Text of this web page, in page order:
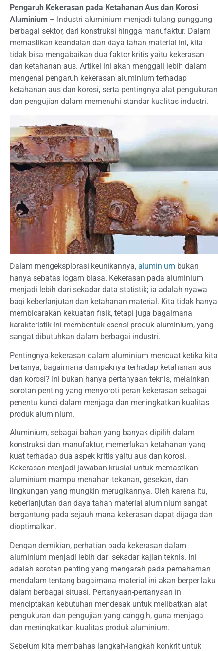
Pengaruh Kekerasan pada Ketahanan Aus dan Korosi
Aluminium – Industri aluminium menjadi tulang punggung
berbagai sektor, dari konstruksi hingga manufaktur. Dalam
memastikan keandalan dan daya tahan material ini, kita
tidak bisa mengabaikan dua faktor kritis yaitu kekerasan
dan ketahanan aus. Artikel ini akan menggali lebih dalam
mengenai pengaruh kekerasan aluminium terhadap
ketahanan aus dan korosi, serta pentingnya alat pengukuran
dan pengujian dalam memenuhi standar kualitas industri.
Dalam mengeksplorasi keunikannya, aluminium bukan
hanya sebatas logam biasa. Kekerasan pada aluminium
menjadi lebih dari sekadar data statistik; ia adalah nyawa
bagi keberlanjutan dan ketahanan material. Kita tidak hanya
membicarakan kekuatan fisik, tetapi juga bagaimana
karakteristik ini membentuk esensi produk aluminium, yang
sangat dibutuhkan dalam berbagai industri.
Pentingnya kekerasan dalam aluminium mencuat ketika kita
bertanya, bagaimana dampaknya terhadap ketahanan aus
dan korosi? Ini bukan hanya pertanyaan teknis, melainkan
sorotan penting yang menyoroti peran kekerasan sebagai
penentu kunci dalam menjaga dan meningkatkan kualitas
produk aluminium.
Aluminium, sebagai bahan yang banyak dipilih dalam
konstruksi dan manufaktur, memerlukan ketahanan yang
kuat terhadap dua aspek kritis yaitu aus dan korosi.
Kekerasan menjadi jawaban krusial untuk memastikan
aluminium mampu menahan tekanan, gesekan, dan
lingkungan yang mungkin merugikannya. Oleh karena itu,
keberlanjutan dan daya tahan material aluminium sangat
bergantung pada sejauh mana kekerasan dapat dijaga dan
dioptimalkan.
Dengan demikian, perhatian pada kekerasan dalam
aluminium menjadi lebih dari sekadar kajian teknis. Ini
adalah sorotan penting yang mengarah pada pemahaman
mendalam tentang bagaimana material ini akan berperilaku
dalam berbagai situasi. Pertanyaan-pertanyaan ini
menciptakan kebutuhan mendesak untuk melibatkan alat
pengukuran dan pengujian yang canggih, guna menjaga
dan meningkatkan kualitas produk aluminium.
Sebelum kita membahas langkah-langkah konkrit untuk